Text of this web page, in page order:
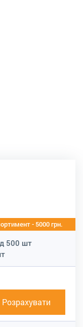
- 5000 грн.
500 шт
Розрахувати